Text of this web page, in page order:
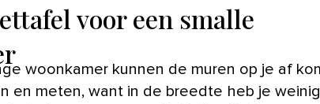
voor een smalle
en meten, want in de breedte heb je weinig